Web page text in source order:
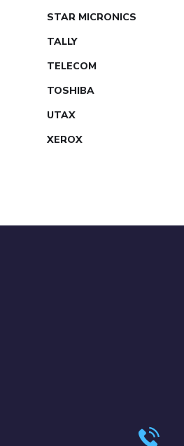
STAR MICRONICS
TALLY
TELECOM
TOSHIBA
UTAX
XEROX